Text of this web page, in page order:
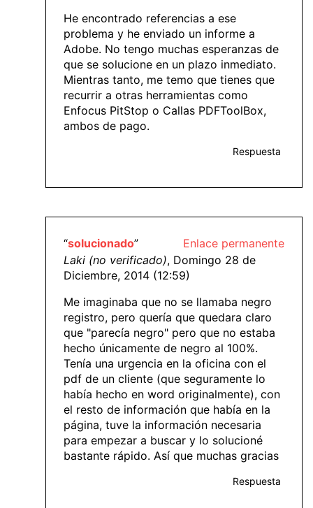
He encontrado referencias a ese
problema y he enviado un informe a
Adobe. No tengo muchas esperanzas de
que se solucione en un plazo inmediato.
Mientras tanto, me temo que tienes que
recurrir a otras herramientas como
Enfocus PitStop o Callas PDFToolBox,
ambos de pago.
Respuesta
Enlace permanente
“solucionado”
Laki (no verificado), Domingo 28 de
Diciembre, 2014 (12:59)
Me imaginaba que no se llamaba negro
registro, pero quería que quedara claro
que "parecía negro" pero que no estaba
hecho únicamente de negro al 100%.
Tenía una urgencia en la oficina con el
pdf de un cliente (que seguramente lo
había hecho en word originalmente), con
el resto de información que había en la
página, tuve la información necesaria
para empezar a buscar y lo solucioné
bastante rápido. Así que muchas gracias
Respuesta